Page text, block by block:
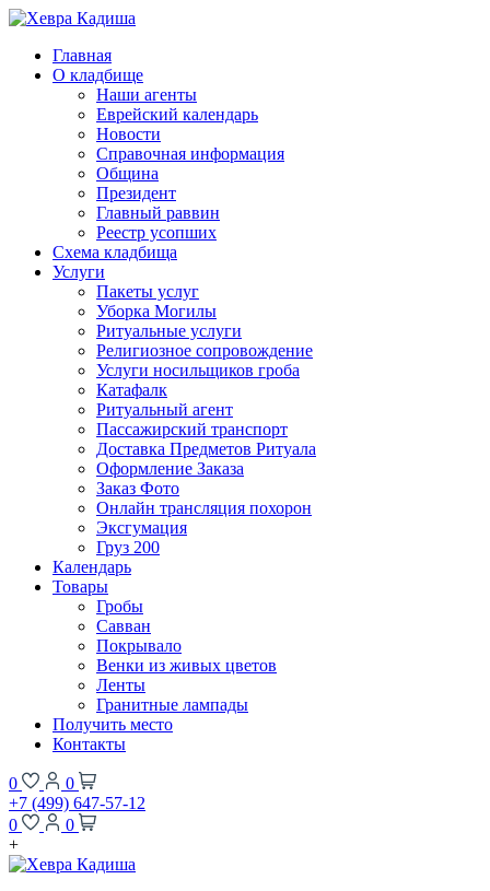
Главная
О кладбище
Наши агенты
Еврейский календарь
Новости
Справочная информация
Община
Президент
Главный раввин
Реестр усопших
Схема кладбища
Услуги
Пакеты услуг
Уборка Могилы
Ритуальные услуги
Религиозное сопровождение
Услуги носильщиков гроба
Катафалк
Ритуальный агент
Пассажирский транспорт
Доставка Предметов Ритуала
Оформление Заказа
Заказ Фото
Онлайн трансляция похорон
Эксгумация
Груз 200
Календарь
Товары
Гробы
Савван
Покрывало
Венки из живых цветов
Ленты
Гранитные лампады
Получить место
Контакты
0
0
+7 (499) 647-57-12
0
0
+